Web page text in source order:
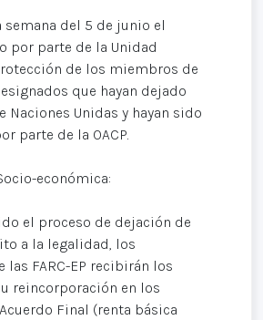
semana del 5 de junio el
por parte de la Unidad
de los miembros de
que hayan dejado
Naciones Unidas y hayan sido
parte de la OACP.
económica:
el proceso de dejación de
a la legalidad, los
las FARC-EP recibirán los
reincorporación en los
Final (renta básica